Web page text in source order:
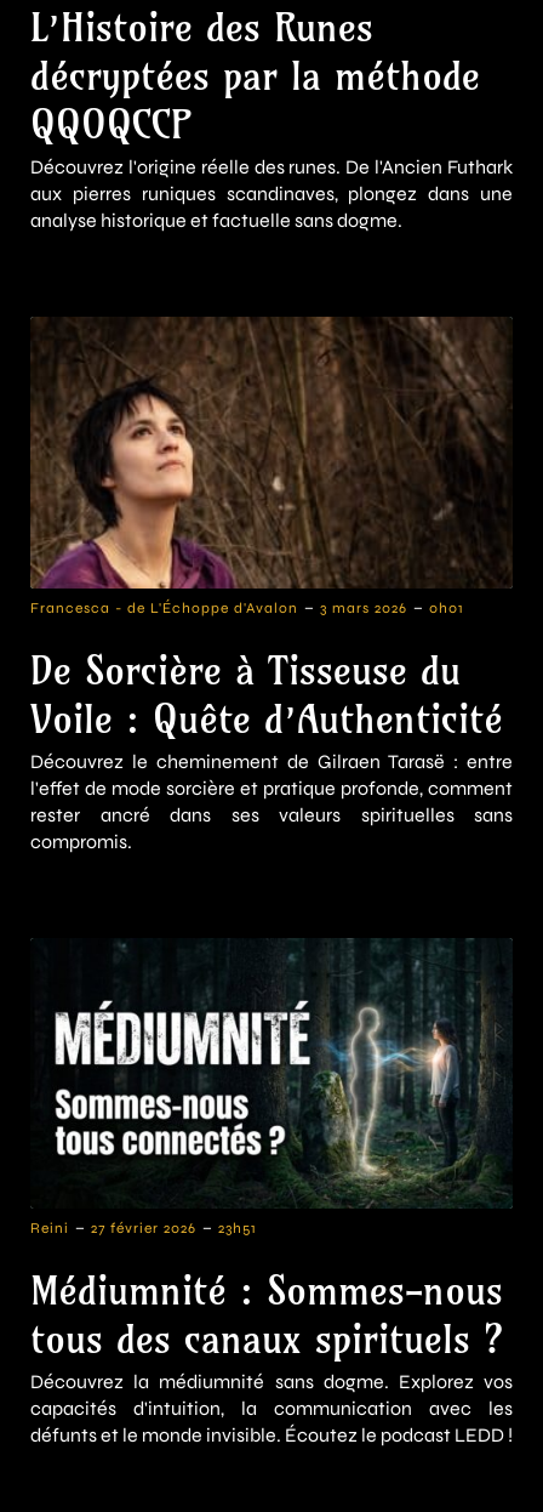
L’Histoire des Runes
décryptées par la méthode
QQOQCCP
Découvrez l'origine réelle des runes. De l'Ancien Futhark
aux pierres runiques scandinaves, plongez dans une
analyse historique et factuelle sans dogme.
Francesca - de L'Échoppe d'Avalon - 3 mars 2026 - 0h01
De Sorcière à Tisseuse du
Voile : Quête d’Authenticité
Découvrez le cheminement de Gilraen Tarasë : entre
l'effet de mode sorcière et pratique profonde, comment
rester ancré dans ses valeurs spirituelles sans
compromis.
Reini - 27 février 2026 - 23h51
Médiumnité : Sommes-nous
tous des canaux spirituels ?
Découvrez la médiumnité sans dogme. Explorez vos
capacités d'intuition, la communication avec les
défunts et le monde invisible. Écoutez le podcast LEDD !